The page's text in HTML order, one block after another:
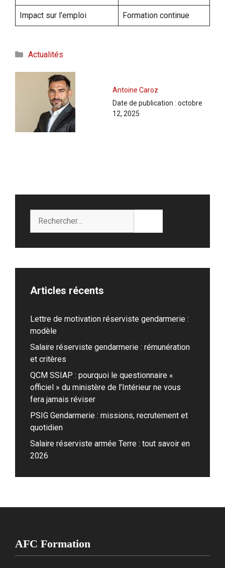
Impact sur l’emploi Formation continue
Catégories
Actualités
Antoine Caroz
Date de publication : octobre
12, 2025
Articles récents
Lettre de motivation réserviste gendarmerie :
modèle
Salaire réserviste gendarmerie : rémunération
et critères
QCM SSIAP : pourquoi le questionnaire «
officiel » du ministère de l’Intérieur ne vous
fera jamais réviser
PSIG Gendarmerie : missions, recrutement et
quotidien
Salaire réserviste armée Terre : tout savoir en
2026
AFC Formation